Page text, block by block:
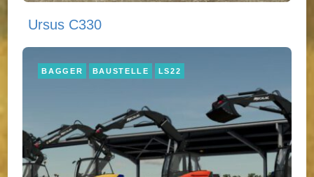
Ursus C330
BAGGER BAUSTELLE LS22